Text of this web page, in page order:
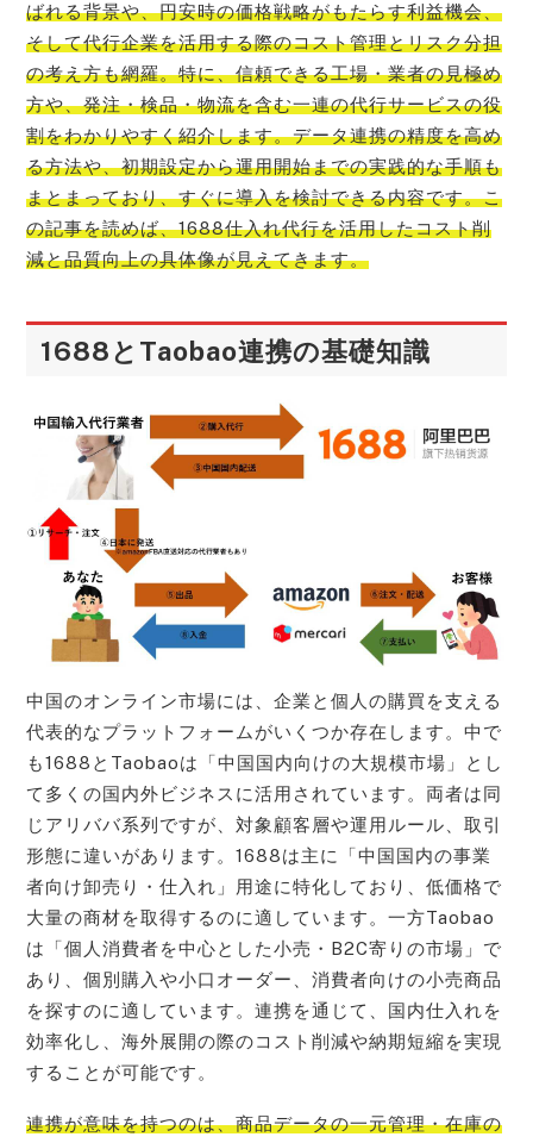
ばれる背景や、円安時の価格戦略がもたらす利益機会、
そして代行企業を活用する際のコスト管理とリスク分担
の考え方も網羅。特に、信頼できる工場・業者の見極め
方や、発注・検品・物流を含む一連の代行サービスの役
割をわかりやすく紹介します。データ連携の精度を高め
る方法や、初期設定から運用開始までの実践的な手順も
まとまっており、すぐに導入を検討できる内容です。こ
の記事を読めば、1688仕入れ代行を活用したコスト削
減と品質向上の具体像が見えてきます。
1688とTaobao連携の基礎知識
中国のオンライン市場には、企業と個人の購買を支える
代表的なプラットフォームがいくつか存在します。中で
も1688とTaobaoは「中国国内向けの大規模市場」とし
て多くの国内外ビジネスに活用されています。両者は同
じアリババ系列ですが、対象顧客層や運用ルール、取引
形態に違いがあります。1688は主に「中国国内の事業
者向け卸売り・仕入れ」用途に特化しており、低価格で
大量の商材を取得するのに適しています。一方Taobao
は「個人消費者を中心とした小売・B2C寄りの市場」で
あり、個別購入や小口オーダー、消費者向けの小売商品
を探すのに適しています。連携を通じて、国内仕入れを
効率化し、海外展開の際のコスト削減や納期短縮を実現
することが可能です。
連携が意味を持つのは、商品データの一元管理・在庫の